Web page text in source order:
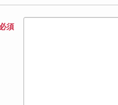
必須